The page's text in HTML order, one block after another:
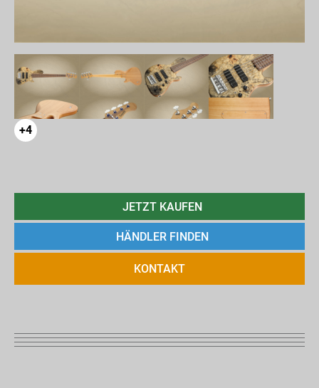
+4
JETZT KAUFEN
HÄNDLER FINDEN
KONTAKT